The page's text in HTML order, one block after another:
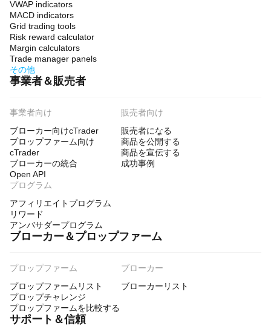
VWAP indicators
MACD indicators
Grid trading tools
Risk reward calculator
Margin calculators
Trade manager panels
その他
事業者＆販売者
事業者向け
ブローカー向けcTrader
プロップファーム向け
cTrader
ブローカーの統合
Open API
販売者向け
販売者になる
商品を公開する
商品を宣伝する
成功事例
プログラム
アフィリエイトプログラム
リワード
アンバサダープログラム
ブローカー＆プロップファーム
プロップファーム
プロップファームリスト
プロップチャレンジ
プロップファームを比較する
ブローカー
ブローカーリスト
サポート＆信頼